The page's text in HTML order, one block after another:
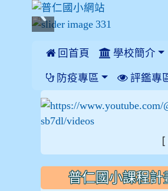
 回首頁 學校簡介
防疫專區 評鑑專
[
普仁國小課程計